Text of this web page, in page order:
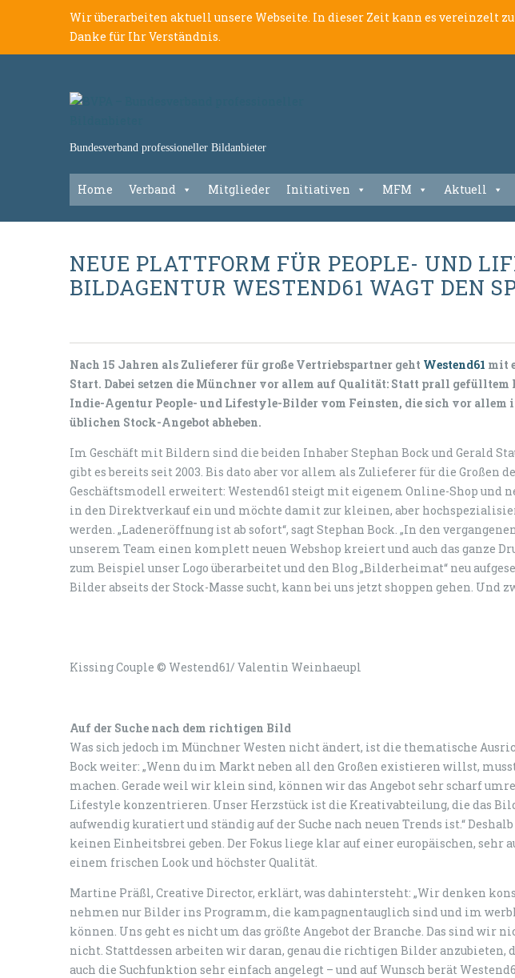
Wir überarbeiten aktuell unsere Webseite. In dieser Zeit kann es vereinzelt
Danke für Ihr Verständnis.
Bundesverband professioneller Bildanbieter
Home Verband Mitglieder Initiativen MFM Aktuell
NEUE PLATTFORM FÜR PEOPLE- UND
BILDAGENTUR WESTEND61 WAGT DEN
Nach 15 Jahren als Zulieferer für große Vertriebspartner geht Westend61 mit
Start. Dabei setzen die Münchner vor allem auf Qualität: Statt prall gefülltem
Indie-Agentur People- und Lifestyle-Bilder vom Feinsten, die sich vor allem
üblichen Stock-Angebot abheben.
Im Geschäft mit Bildern sind die beiden Inhaber Stephan Bock und Gerald
gibt es bereits seit 2003. Bis dato aber vor allem als Zulieferer für die Großen
Geschäftsmodell erweitert: Westend61 steigt mit eigenem Online-Shop und
in den Direktverkauf ein und möchte damit zur kleinen, aber
werden. „Ladeneröffnung ist ab sofort“, sagt Stephan Bock. „In den
unserem Team einen komplett neuen Webshop kreiert und auch das ganze
zum Beispiel unser Logo überarbeitet und den Blog „Bilderheimat“ neu
Bilder abseits der Stock-Masse sucht, kann bei uns jetzt shoppen gehen. Und
Kissing Couple © Westend61/ Valentin Weinhaeupl
Auf der Suche nach dem richtigen Bild
Was sich jedoch im Münchner Westen nicht ändert, ist die thematische
Bock weiter: „Wenn du im Markt neben all den Großen existieren willst,
machen. Gerade weil wir klein sind, können wir das Angebot sehr scharf
Lifestyle konzentrieren. Unser Herzstück ist die Kreativabteilung, die das
aufwendig kuratiert und ständig auf der Suche nach neuen Trends ist.“ Deshalb
keinen Einheitsbrei geben. Der Fokus liege klar auf einer europäischen, sehr
einem frischen Look und höchster Qualität.
Martine Präßl, Creative Director, erklärt, was dahintersteht: „Wir denken
nehmen nur Bilder ins Programm, die kampagnentauglich sind und im
können. Uns geht es nicht um das größte Angebot der Branche. Das sind wir
nicht. Stattdessen arbeiten wir daran, genau die richtigen Bilder anzubieten,
auch die Suchfunktion sehr einfach angelegt – und auf Wunsch berät